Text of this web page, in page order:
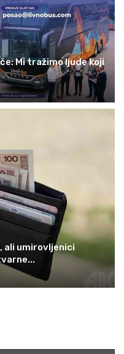
Mi tražimo ljude koji
ali umirovljenici